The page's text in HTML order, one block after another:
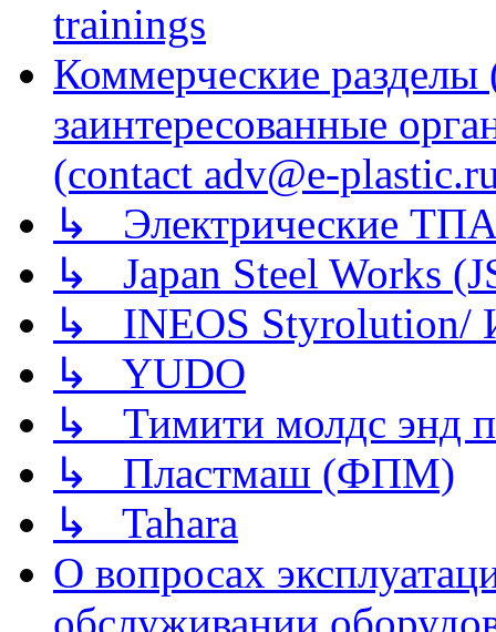
trainings
Коммерческие
заинтересованные
(contact adv@e-
↳ Электрические
↳ Japan Steel Works
↳ INEOS
↳ YUDO
↳ Тимити молдс энд
↳ Пластмаш (ФПМ)
↳ Tahara
О вопросах